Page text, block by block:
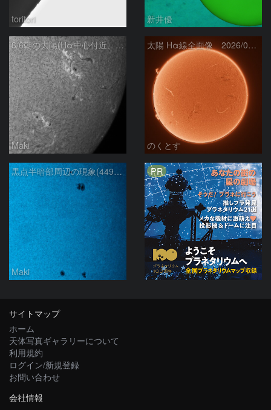
toritori 新井優
8/6朝の太陽(Hα中心付近、4498、4502付近)
Maki
太陽 Hα線全面像 2026/08/06
のくとす
黒点半暗部周辺の現象(4498、4502付近)8/6
Maki
PR
サイトマップ
ホーム
天体写真ギャラリーについて
利用規約
ログイン/新規登録
お問い合わせ
会社情報